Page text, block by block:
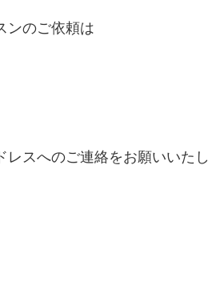
ンのご依頼は
スへのご連絡をお願いいたし